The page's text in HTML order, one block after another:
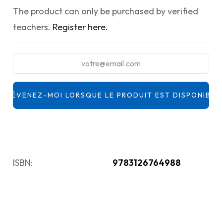
The product can only be purchased by verified
teachers. Register here.
PRÉVENEZ-MOI LORSQUE LE PRODUIT EST DISPONIBLE
ISBN: 9783126764988